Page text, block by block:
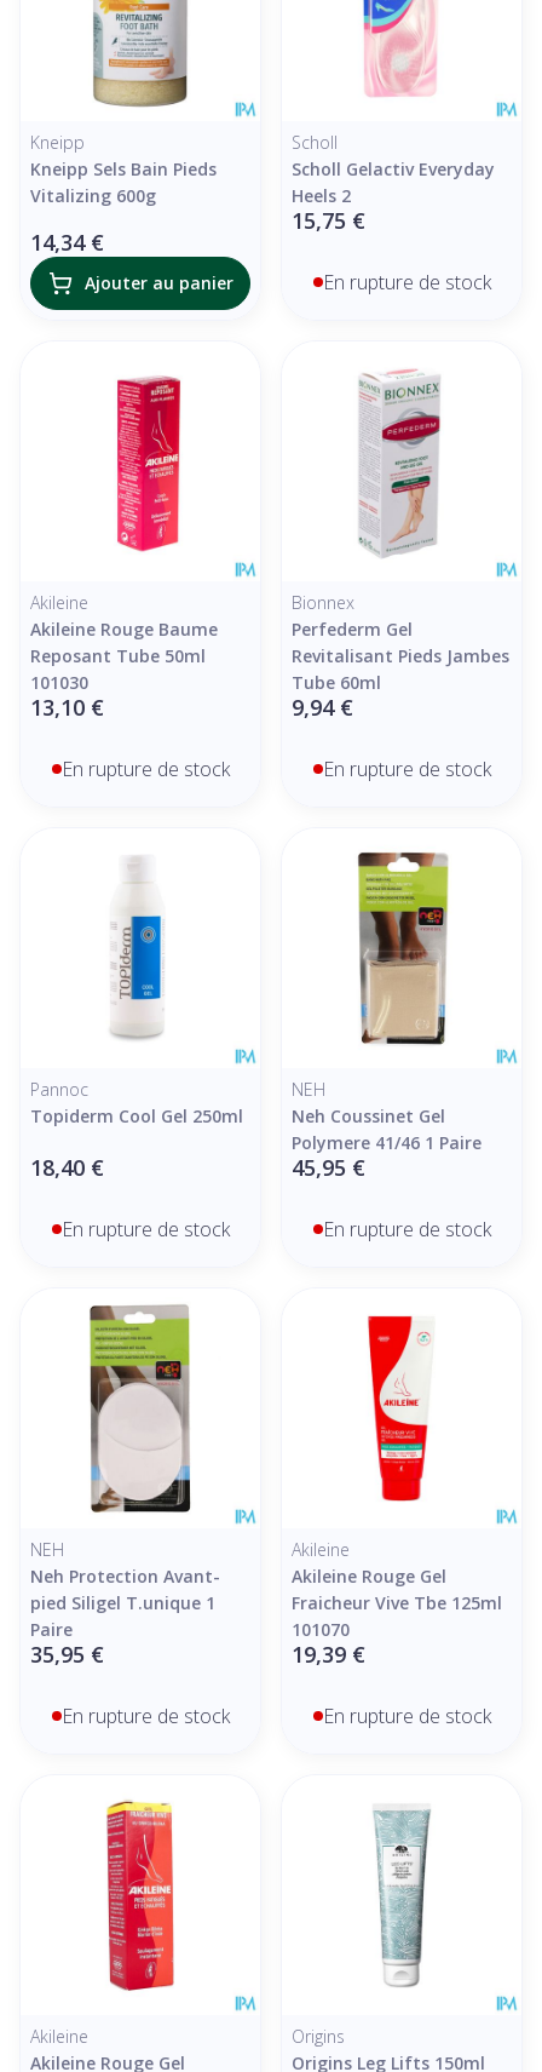
Kneipp
Kneipp Sels Bain Pieds
Vitalizing 600g
14,34 €
Ajouter au panier
Scholl
Scholl Gelactiv Everyday
Heels 2
15,75 €
En rupture de stock
Akileine
Akileine Rouge Baume
Reposant Tube 50ml
101030
13,10 €
En rupture de stock
Bionnex
Perfederm Gel
Revitalisant Pieds Jambes
Tube 60ml
9,94 €
En rupture de stock
Pannoc
Topiderm Cool Gel 250ml
18,40 €
En rupture de stock
NEH
Neh Coussinet Gel
Polymere 41/46 1 Paire
45,95 €
En rupture de stock
NEH
Neh Protection Avant-
pied Siligel T.unique 1
Paire
35,95 €
En rupture de stock
Akileine
Akileine Rouge Gel
Fraicheur Vive Tbe 125ml
101070
19,39 €
En rupture de stock
Akileine
Akileine Rouge Gel
Origins
Origins Leg Lifts 150ml